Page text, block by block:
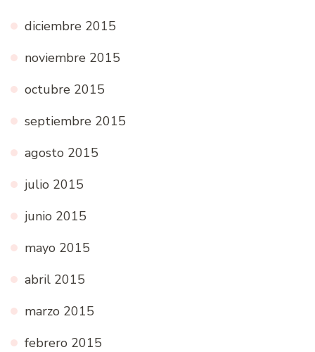
diciembre 2015
noviembre 2015
octubre 2015
septiembre 2015
agosto 2015
julio 2015
junio 2015
mayo 2015
abril 2015
marzo 2015
febrero 2015